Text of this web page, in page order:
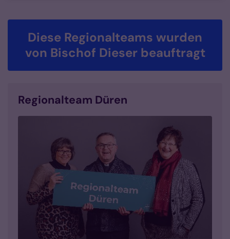
Diese Regionalteams wurden
von Bischof Dieser beauftragt
Regionalteam Düren